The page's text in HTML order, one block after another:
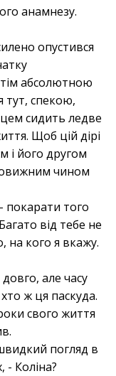
анамнезу.
опустився
абсолютною
тут, спекою,
сидить ледве
Щоб цій дірі
і його другом
чином
покарати того
від тебе не
на кого я вкажу.
але часу
ж ця паскуда.
свого життя
погляд в
- Коліна?